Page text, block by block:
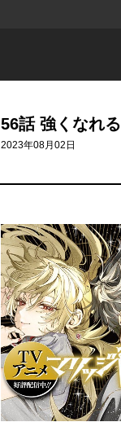
56話 強くなれる
2023年08月02日